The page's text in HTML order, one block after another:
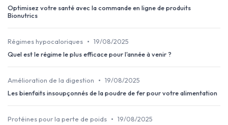
Optimisez votre santé avec la commande en ligne de produits
Bionutrics
Régimes hypocaloriques • 19/08/2025
Quel est le régime le plus efficace pour l'année à venir ?
Amélioration de la digestion • 19/08/2025
Les bienfaits insoupçonnés de la poudre de fer pour votre alimentation
Protéines pour la perte de poids • 19/08/2025